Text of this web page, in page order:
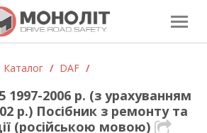
Каталог / DAF /
1997-2006 р. (з урахуванням
р.) Посібник з ремонту та
(російською мовою)